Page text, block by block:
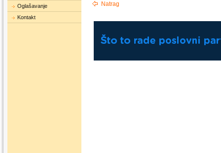
Oglašavanje
Kontakt
Natrag